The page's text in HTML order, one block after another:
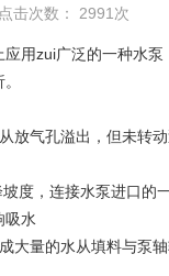
次数： 2991次
用zui广泛的一种水
放气孔溢出，但未转
度，连接水泵进口的
吸水
大量的水从填料与泵